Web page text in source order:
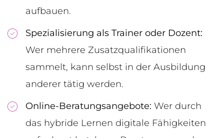
aufbauen.
Spezialisierung als Trainer oder Dozent:
Wer mehrere Zusatzqualifikationen
sammelt, kann selbst in der Ausbildung
anderer tätig werden.
Online-Beratungsangebote: Wer durch
das hybride Lernen digitale Fähigkeiten